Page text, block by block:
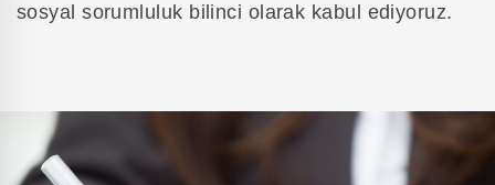
sosyal sorumluluk bilinci olarak kabul ediyoruz.